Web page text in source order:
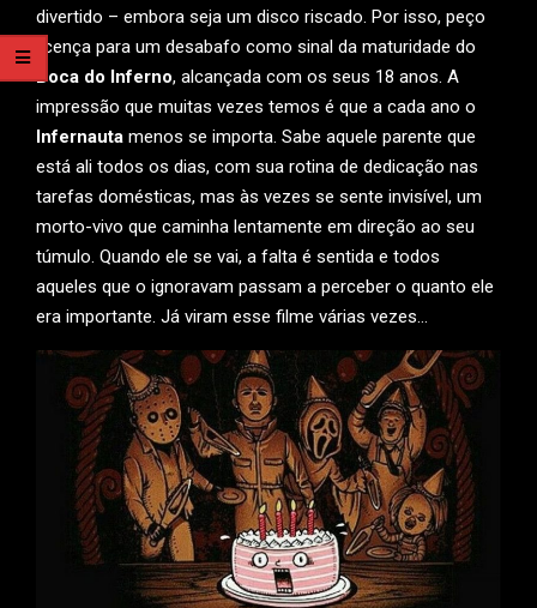
divertido – embora seja um disco riscado. Por isso, peço
licença para um desabafo como sinal da maturidade do
Boca do Inferno, alcançada com os seus 18 anos. A
impressão que muitas vezes temos é que a cada ano o
Infernauta menos se importa. Sabe aquele parente que
está ali todos os dias, com sua rotina de dedicação nas
tarefas domésticas, mas às vezes se sente invisível, um
morto-vivo que caminha lentamente em direção ao seu
túmulo. Quando ele se vai, a falta é sentida e todos
aqueles que o ignoravam passam a perceber o quanto ele
era importante. Já viram esse filme várias vezes…